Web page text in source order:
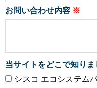
お問い合わせ内容
当サイトをどこで知りま
シスコ エコシステム